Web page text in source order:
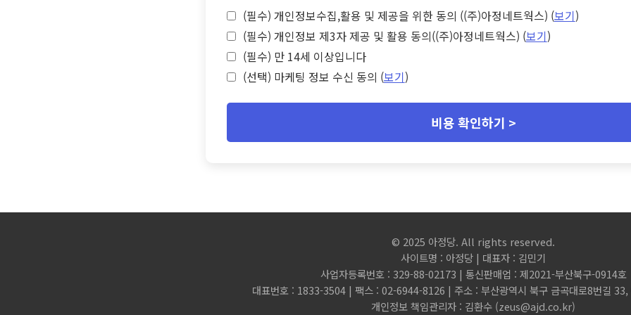
(필수) 개인정보수집,활용 및 제공을 위한 동의 ((주)아정네트웍스) (보기)
(필수) 개인정보 제3자 제공 및 활용 동의((주)아정네트웍스) (보기)
(필수) 만 14세 이상입니다
(선택) 마케팅 정보 수신 동의 (보기)
비용 확인하기 >
© 2025 아정당. All rights reserved.
사이트명 : 아정당 | 대표자 : 김민기
사업자등록번호 : 329-88-02173 | 통신판매업 : 제2021-부산북구-0914호
대표번호 : 1833-3504 | 팩스 : 02-6944-8126 | 주소 : 부산광역시 북구 금곡대로8번길 33,
개인정보 책임관리자 : 김환수 (zeus@ajd.co.kr)